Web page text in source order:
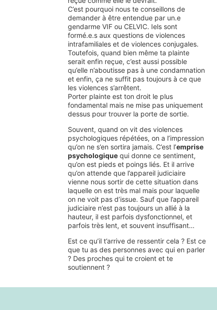
C’est pourquoi nous te conseillons de
demander à être entendue par un.e
gendarme VIF ou CELVIC. Iels sont
formé.e.s aux questions de violences
intrafamiliales et de violences conjugales.
Toutefois, quand bien même ta plainte
serait enfin reçue, c’est aussi possible
qu’elle n’aboutisse pas à une condamnation
et enfin, ça ne suffit pas toujours à ce que
les violences s’arrêtent.
Porter plainte est ton droit le plus
fondamental mais ne mise pas uniquement
dessus pour trouver la porte de sortie.
Souvent, quand on vit des violences
psychologiques répétées, on a l’impression
qu’on ne s’en sortira jamais. C’est l’emprise
psychologique qui donne ce sentiment,
qu’on est pieds et poings liés. Et il arrive
qu’on attende que l’appareil judiciaire
vienne nous sortir de cette situation dans
laquelle on est très mal mais pour laquelle
on ne voit pas d’issue. Sauf que l’appareil
judiciaire n’est pas toujours un allié à la
hauteur, il est parfois dysfonctionnel, et
parfois très lent, et souvent insuffisant…
Est ce qu’il t’arrive de ressentir cela ? Est ce
que tu as des personnes avec qui en parler
? Des proches qui te croient et te
soutiennent ?